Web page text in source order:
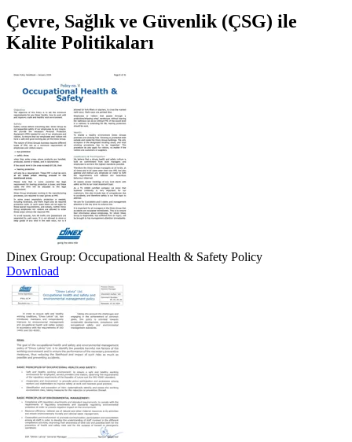
Çevre, Sağlık ve Güvenlik (ÇSG) ile
Kalite Politikaları
Dinex Group: Occupational Health & Safety Policy
Download